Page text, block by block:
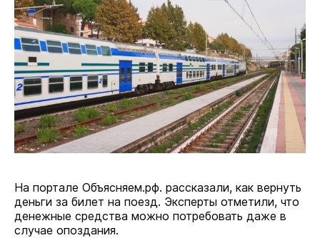
На портале Объясняем.рф. рассказали, как вернуть
деньги за билет на поезд. Эксперты отметили, что
денежные средства можно потребовать даже в
случае опоздания.